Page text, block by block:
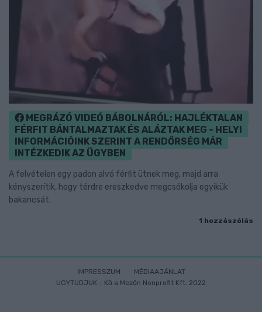
MEGRÁZÓ VIDEÓ BÁBOLNÁRÓL: HAJLÉKTALAN
FÉRFIT BÁNTALMAZTAK ÉS ALÁZTAK MEG - HELYI
INFORMÁCIÓINK SZERINT A RENDŐRSÉG MÁR
INTÉZKEDIK AZ ÜGYBEN
A felvételen egy padon alvó férfit ütnek meg, majd arra
kényszerítik, hogy térdre ereszkedve megcsókolja egyikük
bakancsát.
1 hozzászólás
IMPRESSZUM
MÉDIAAJÁNLAT
UGYTUDJUK - Kő a Mezőn Nonprofit Kft. 2022